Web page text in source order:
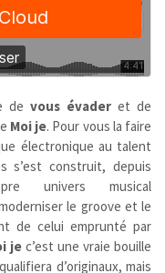
de vous évader et de
Moi je. Pour vous la faire
électronique au talent
s’est construit, depuis
univers musical
le groove et le
de celui emprunté par
je c’est une vraie bouille
d’originaux, mais